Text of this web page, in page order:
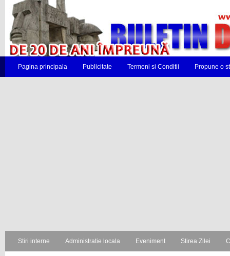
Pagina principala Publicitate Termeni si Conditii Propune o
Stiri interne Administratie locala Eveniment Stirea Zilei